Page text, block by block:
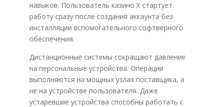
навыков. Пользователь казино Х стартует
работу сразу после создания аккаунта без
инсталляции вспомогательного софтверного
обеспечения.
Дистанционные системы сокращают давление
на персональные устройства. Операции
выполняются на мощных узлах поставщика, а
не на устройстве пользователя. Даже
устаревшие устройства способны работать с